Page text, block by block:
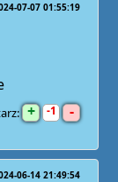
07-07 01:55:19
+ 1 -
06-14 21:49:54